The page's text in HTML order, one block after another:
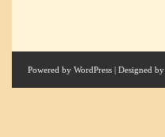
Powered by WordPress | Designed by